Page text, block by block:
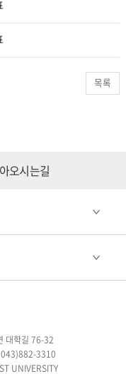
목록
오시는길
대학길 76-32
3310
UNIVERSITY